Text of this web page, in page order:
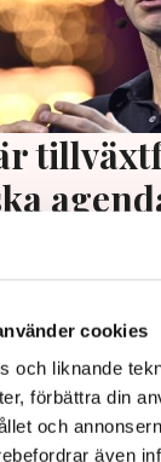
cookies
och liknande
förbättra din
och
även
göra mer än
skriver Mattias